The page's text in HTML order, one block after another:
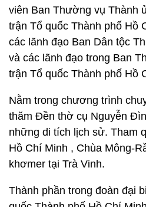
viên Ban Thường vụ Thành
trận Tổ quốc Thành phố Hồ
các lãnh đạo Ban Dân tộc
và các lãnh đạo trong Ban
trận Tổ quốc Thành phố Hồ
Nằm trong chương trình
thăm Đền thờ cụ Nguyễn
những di tích lịch sử. Tham
Hồ Chí Minh , Chùa Mông-
khơmer tại Trà Vinh.
Thành phần trong đoàn đại